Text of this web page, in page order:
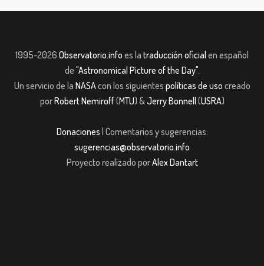
1995-2026 Observatorio.info es la traducción oficial en español
de "Astronomical Picture of the Day".
Un servicio de la NASAcon los siguientes políticas de uso creado
porRobert Nemiroff(MTU) &Jerry Bonnell (USRA)
Donaciones | Comentarios y sugerencias:
sugerencias@observatorio.info
Proyecto realizado porAlex Dantart